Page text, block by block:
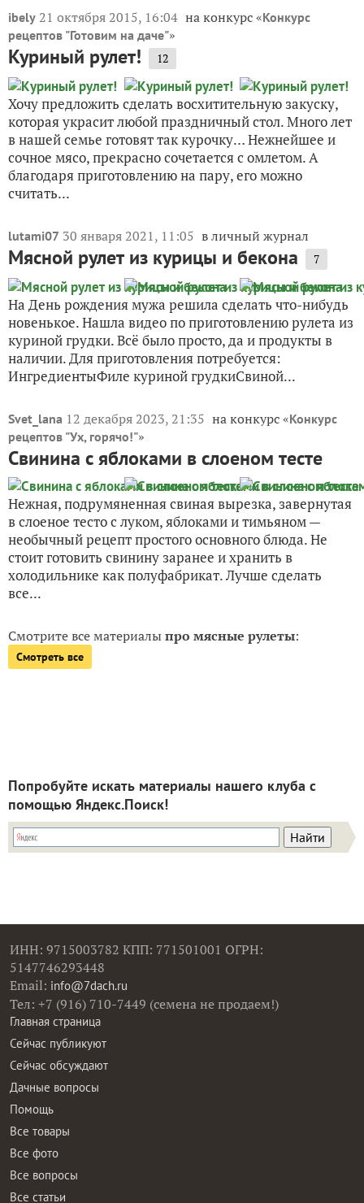
ibely 21 октября 2015, 16:04 на конкурс «Конкурс
рецептов "Готовим на даче"»
Куриный рулет! 12
Хочу предложить сделать восхитительную закуску,
которая украсит любой праздничный стол. Много лет
в нашей семье готовят так курочку… Нежнейшее и
сочное мясо, прекрасно сочетается с омлетом. А
благодаря приготовлению на пару, его можно
считать...
lutami07 30 января 2021, 11:05 в личный журнал
Мясной рулет из курицы и бекона 7
На День рождения мужа решила сделать что-нибудь
новенькое. Нашла видео по приготовлению рулета из
куриной грудки. Всё было просто, да и продукты в
наличии. Для приготовления потребуется:
ИнгредиентыФиле куриной грудкиСвиной...
Svet_lana 12 декабря 2023, 21:35 на конкурс «Конкурс
рецептов "Ух, горячо!"»
Свинина с яблоками в слоеном тесте
Нежная, подрумяненная свиная вырезка, завернутая
в слоеное тесто с луком, яблоками и тимьяном —
необычный рецепт простого основного блюда. Не
стоит готовить свинину заранее и хранить в
холодильнике как полуфабрикат. Лучше сделать
все...
Смотрите все материалыпро мясные рулеты:
Смотреть все
Попробуйте искать материалы нашего клуба с
помощью Яндекс.Поиск!
ИНН: 9715003782 КПП: 771501001 ОГРН:
5147746293448
Email: info@7dach.ru
Тел: +7 (916) 710-7449 (семена не продаем!)
Главная страница
Сейчас публикуют
Сейчас обсуждают
Дачные вопросы
Помощь
Все товары
Все фото
Все вопросы
Все статьи